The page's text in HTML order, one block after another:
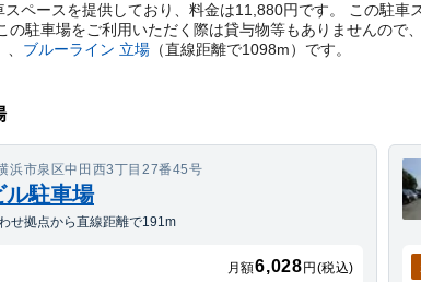
ペースを提供しており、料金は11,880円です。 この駐
の駐車場をご利用いただく際は貸与物等もありませんので
ブルーライン 立場 （直線距離で1098m） です。
浜市泉区中田西3丁目27番45号
ル駐車場
せ拠点から直線距離で191m
月額6,028 円(税込)